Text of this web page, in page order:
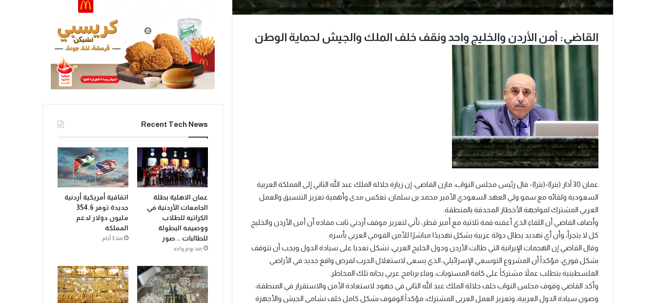
القاضي: أمن الأردن والخليج واحد ونقف خلف الملك والجيش لحماية الوطن
عمان 30 آذار (بترا)-(بترا)- قال رئيس مجلس النواب، مازن القاضي، إن زيارة جلالة الملك عبد الله الثاني إلى المملكة العربية
السعودية ولقائه مع سمو ولي العهد السعودي الأمير محمد بن سلمان، تعكس مدى وأهمية تعزيز التنسيق والعمل
العربي المشترك لمواجهة الأخطار المحدقة بالمنطقة.
وأضاف القاضي أن اللقاء الذي أعقبه قمة ثلاثية مع أمير قطر، تأتي لتعزيز موقف أردني ثابت مفاده أن أمن الأردن والخليج
كل لا يتجزأ، وأن أي تهديد يطال دولة عربية يشكل تهديدًا مباشرًا للأمن القومي العربي بأسره.
وقال القاضي إن الهجمات الإيرانية التي طالت الأردن ودول الخليج العربي، تشكل تعديا على سيادة الدول ويجب أن تتوقف
بشكل فوري، مؤكداً أن المشروع التوسعي الإسرائيلي، الذي يسعى لاستغلال الحرب لفرض واقع جديد في الأراضي
الفلسطينية يتطلب عملاً مشتركاً على كافة المستويات، وبناء برنامج عربي يجابه تلك المخاطر.
وأكد القاضي وقوف مجلس النواب خلف جلالة الملك عبد الله الثاني في جهود لاستعادة الأمن والاستقرار في المنطقة،
وصون سيادة الدول العربية، وتعزيز العمل العربي المشترك، مؤكداً الوقوف بشكل كامل خلف نشامى الجيش والأجهزة
Recent Tech News
عمان الاهلية بطلة
الجامعات الأردنية في
الكراتيه للطلاب
ووصيفه البطولة
للطالبات .. صور
منذ يوم واحد
اتفاقية أمريكية أردنية
جديدة توفر 354.6
مليون دولار لدعم
المملكة
منذ 3 أيام